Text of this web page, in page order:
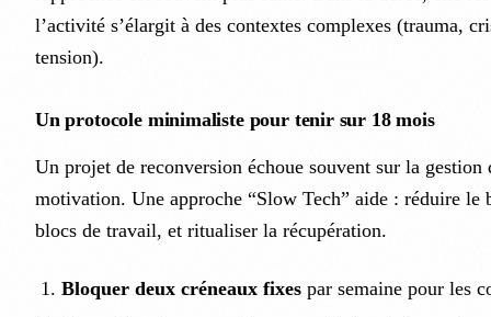
l’activité s’élargit à des contextes complexes (trauma,
tension).
Un protocole minimaliste pour tenir sur 18 mois
Un projet de reconversion échoue souvent sur la gestion
motivation. Une approche “Slow Tech” aide : réduire le
blocs de travail, et ritualiser la récupération.
Bloquer deux créneaux fixes par semaine pour les